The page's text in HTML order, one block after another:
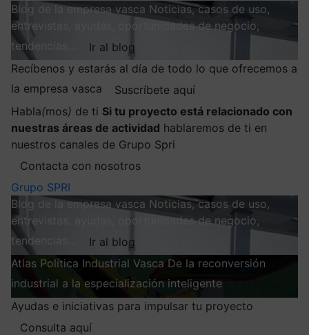
Blog de la empresa vasca Noticias, casos de uso,
entrevistas, ayudas, oportunidades de negocio,
tendencias…
Ir al blog
Recíbenos y estarás al día de todo lo que ofrecemos a
la empresa vasca
Suscríbete aquí
Habla(mos) de ti Si tu proyecto está relacionado con
nuestras áreas de actividad hablaremos de ti en
nuestros canales de Grupo Spri
Contacta con nosotros
Grupo SPRI
Blog de la empresa vasca Noticias, casos de uso,
entrevistas, ayudas, oportunidades de negocio,
tendencias…
Ir al blog
Atlas Política Industrial Vasca De la reconversión
industrial a la especialización inteligente
Ayudas e iniciativas para impulsar tu proyecto
Consulta aquí